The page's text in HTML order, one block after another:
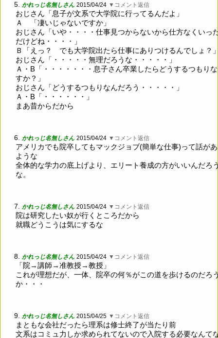
5. かれっじ名無しさん 2015/04/24 ▼コメント返信
おじさん「息子が文系で大学院に行ってるんだよ」
Ａ 「凄いじゃないですか」
おじさん「いや・・・・仕事見つからないから仕方なくいっ
だけどね・・・・」
Ｂ「えっ？ でも大学院出たら仕事にありつけるんでしょ？
おじさん「・・・・・無理だろうな・・・・・」
Ａ・B「・・・・・・・息子さん卒業したらどうするつもり
すか？」
おじさん「どうするつもりなんだろう・・・・・」
Ａ・B「・・・・・・」
まあ昔からだから
6. かれっじ名無しさん 2015/04/24 ▼コメント返信
アメリカでも院卒してもマックジョブ(簡単な仕事)って話が
ような
全体的な学力の底上げより、エリート養成の方がいいんだろ
な。
7. かれっじ名無しさん 2015/04/24 ▼コメント返信
院は研究したい奴が行くところだから
就職どうこうは気にするな
8. かれっじ名無しさん 2015/04/24 ▼コメント返信
「院→講師→准教授→教授」
これが理想だが、一体、院卒の何％がこの道を歩けるのだろ
か・・・
9. かれっじ名無しさん 2015/04/25 ▼コメント返信
まともな会社だったら理系は修士終了が当たり前
文系はコミュ力しか求められてないので入院する必要なんて